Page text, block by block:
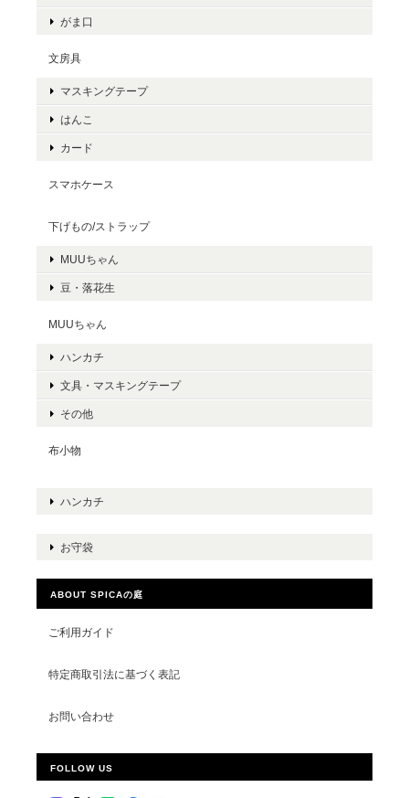
がま口
文房具
マスキングテープ
はんこ
カード
スマホケース
下げもの/ストラップ
MUUちゃん
豆・落花生
MUUちゃん
ハンカチ
文具・マスキングテープ
その他
布小物
ハンカチ
お守袋
ABOUT SPICAの庭
ご利用ガイド
特定商取引法に基づく表記
お問い合わせ
FOLLOW US